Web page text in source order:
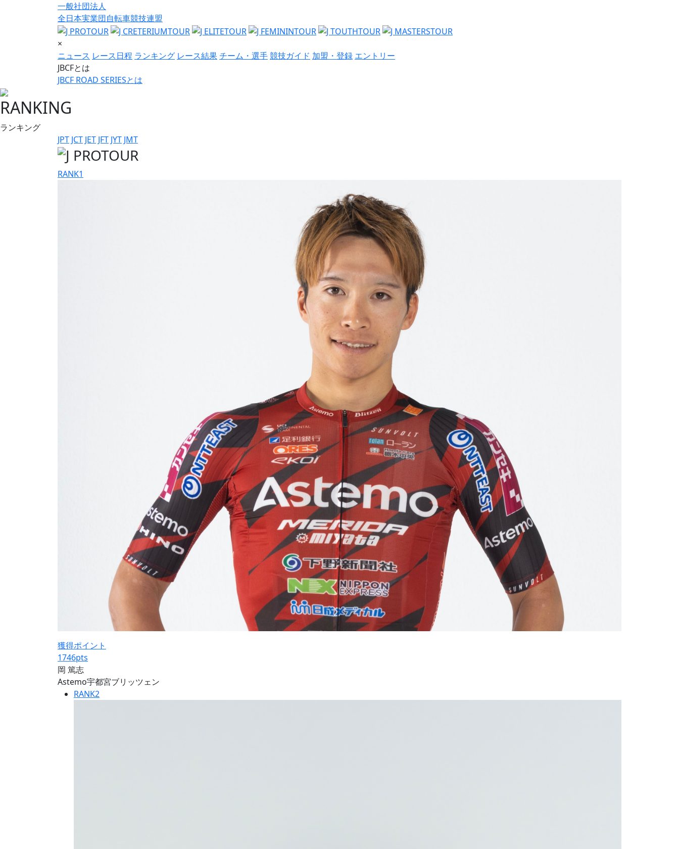
一般社団法人
全日本実業団自転車競技連盟
×
ニュース レース日程 ランキング レース結果チーム・選手競技ガイド 加盟・登録 エントリー
JBCFとは
JBCF ROAD SERIESとは
RANKING
ランキング
JPT JCT JET JFT JYT JMT
RANK1
獲得ポイント
1746pts
岡 篤志
Astemo宇都宮ブリッツェン
RANK2